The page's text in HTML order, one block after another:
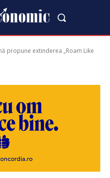
propune extinderea „Roam Like